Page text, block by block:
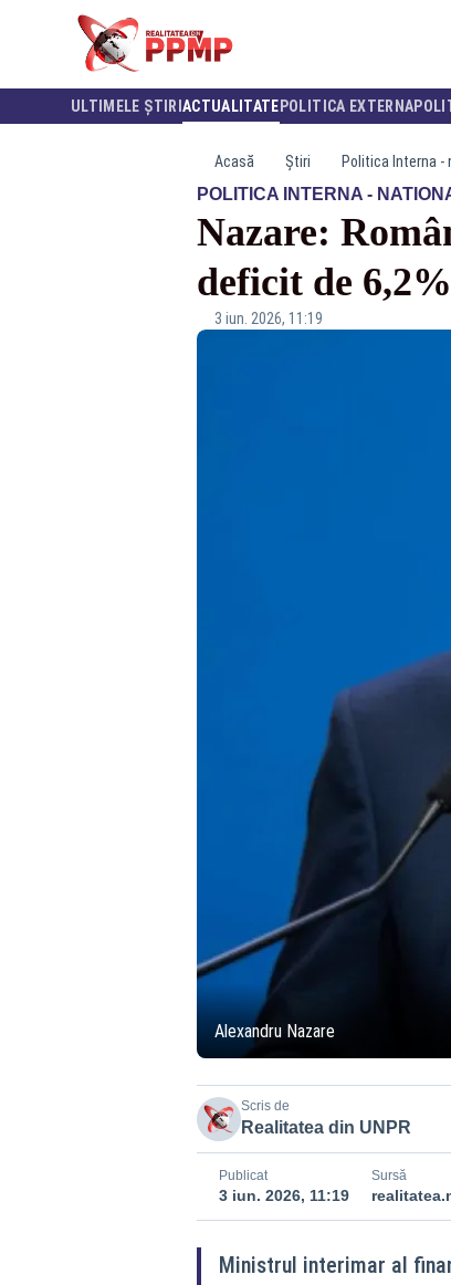
ULTIMELE ȘTIRI ACTUALITATE POLITICA EXTERNA
Acasă Știri Politica Interna -
POLITICA INTERNA -
Nazare:
deficit de 6,2%
3 iun. 2026, 11:19
Alexandru Nazare
Scris de
Realitatea din UNPR
Publicat
3 iun. 2026, 11:19
Sursă
Ministrul interimar al